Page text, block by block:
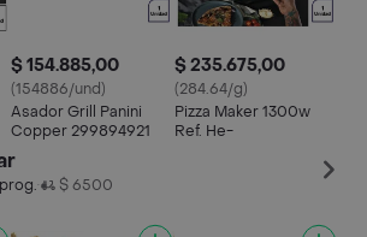
$ 154.885,00
(154886/und)
Asador Grill Panini
Copper 299894921
$ 235.675,00
(284.64/g)
Pizza Maker 1300w
Ref. He-
• $ 6500